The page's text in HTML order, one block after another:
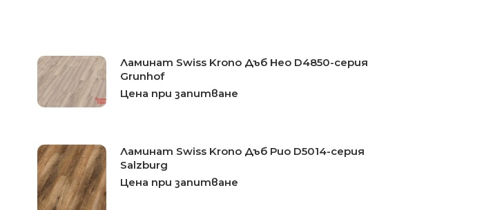
Ламинат Swiss Krono Дъб Нео D4850-серия
Grunhof
Цена при запитване
Ламинат Swiss Krono Дъб Рио D5014-серия
Salzburg
Цена при запитване